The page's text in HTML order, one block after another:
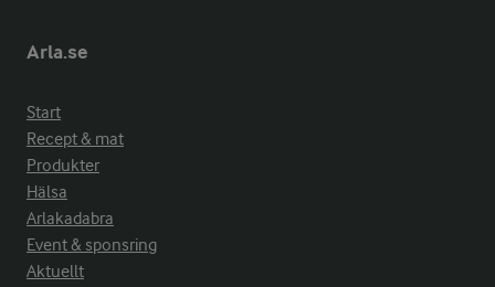
Arla.se
Start
Recept & mat
Produkter
Hälsa
Arlakadabra
Event & sponsring
Aktuellt